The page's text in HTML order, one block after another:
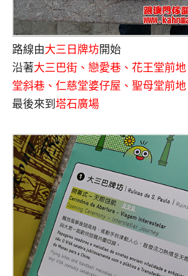
路線由大三日牌坊開始
沿著大三巴街、戀愛巷、花王堂前
堂斜巷、仁慈堂婆仔屋、聖母堂前地
最後來到塔石廣場